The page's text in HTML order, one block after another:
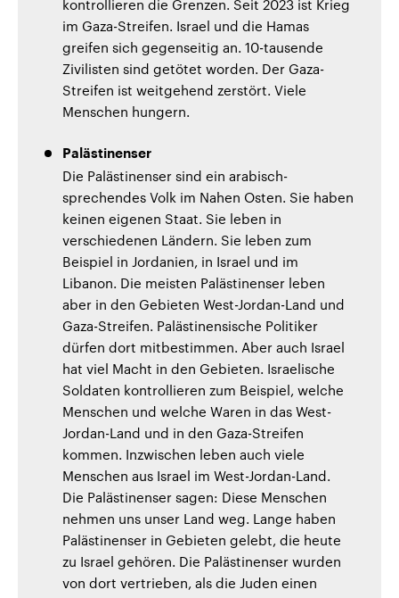
kontrollieren die Grenzen. Seit 2023 ist Krieg
im Gaza-Streifen. Israel und die Hamas
greifen sich gegenseitig an. 10-tausende
Zivilisten sind getötet worden. Der Gaza-
Streifen ist weitgehend zerstört. Viele
Menschen hungern.
Palästinenser
Die Palästinenser sind ein arabisch-
sprechendes Volk im Nahen Osten. Sie haben
keinen eigenen Staat. Sie leben in
verschiedenen Ländern. Sie leben zum
Beispiel in Jordanien, in Israel und im
Libanon. Die meisten Palästinenser leben
aber in den Gebieten West-Jordan-Land und
Gaza-Streifen. Palästinensische Politiker
dürfen dort mitbestimmen. Aber auch Israel
hat viel Macht in den Gebieten. Israelische
Soldaten kontrollieren zum Beispiel, welche
Menschen und welche Waren in das West-
Jordan-Land und in den Gaza-Streifen
kommen. Inzwischen leben auch viele
Menschen aus Israel im West-Jordan-Land.
Die Palästinenser sagen: Diese Menschen
nehmen uns unser Land weg. Lange haben
Palästinenser in Gebieten gelebt, die heute
zu Israel gehören. Die Palästinenser wurden
von dort vertrieben, als die Juden einen